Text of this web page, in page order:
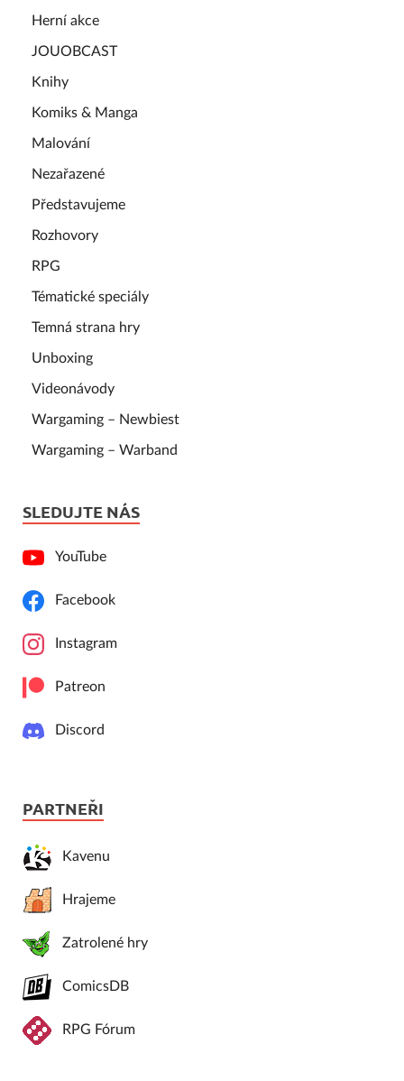
Herní akce
JOUOBCAST
Knihy
Komiks & Manga
Malování
Nezařazené
Představujeme
Rozhovory
RPG
Tématické speciály
Temná strana hry
Unboxing
Videonávody
Wargaming – Newbiest
Wargaming – Warband
SLEDUJTE NÁS
YouTube
Facebook
Instagram
Patreon
Discord
PARTNEŘI
Kavenu
Hrajeme
Zatrolené hry
ComicsDB
RPG Fórum